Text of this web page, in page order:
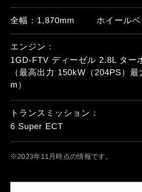
全幅： 1,870mm ホイール
エンジン：
1GD-FTV ディーゼル 2.8L ター
（最高出力 150kW（204PS）最
m）
トランスミッション：
6 Super ECT
※2023年11月時点の情報です。